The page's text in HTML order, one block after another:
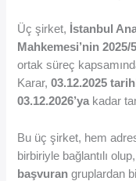
Üç şirket, İstanbul
Mahkemesi’nin 2025/
ortak süreç
Karar,03.12.2025
03.12.2026’yakadar
Bu üç şirket, hem
birbiriyle bağlantılı olup,
başvuran gruplardan